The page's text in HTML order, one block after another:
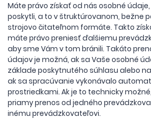
Máte právo získať od nás osobné
poskytli, a to v štruktúrovanom, bežne
strojovo čitateľnom formáte. Takto
máte právo preniesť ďalšiemu
aby sme Vám v tom bránili. Takáto
údajov je možná, ak sa Vaše osobné
základe poskytnutého súhlasu alebo
ak sa spracúvanie vykonávalo
prostriedkami. Ak je to technicky
priamy prenos od jedného
inému prevádzkovateľovi.